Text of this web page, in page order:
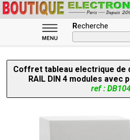
Recherche
Coffret tableau electrique de
RAIL DIN 4 modules avec
ref :